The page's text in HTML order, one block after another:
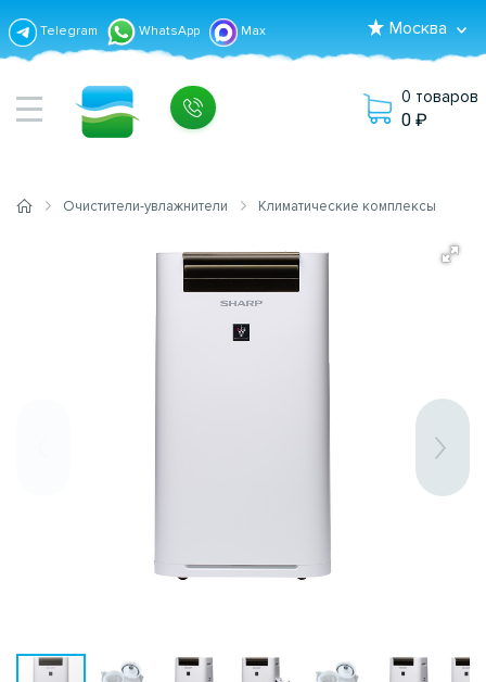
Telegram WhatsApp Max Москва
0 товаров
0
Очистители-увлажнители Климатические комплексы